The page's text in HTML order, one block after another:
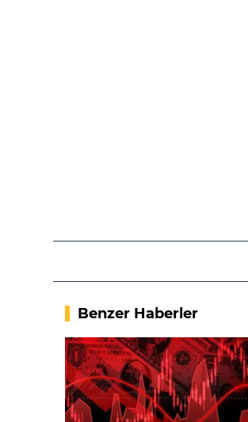
Benzer Haberler